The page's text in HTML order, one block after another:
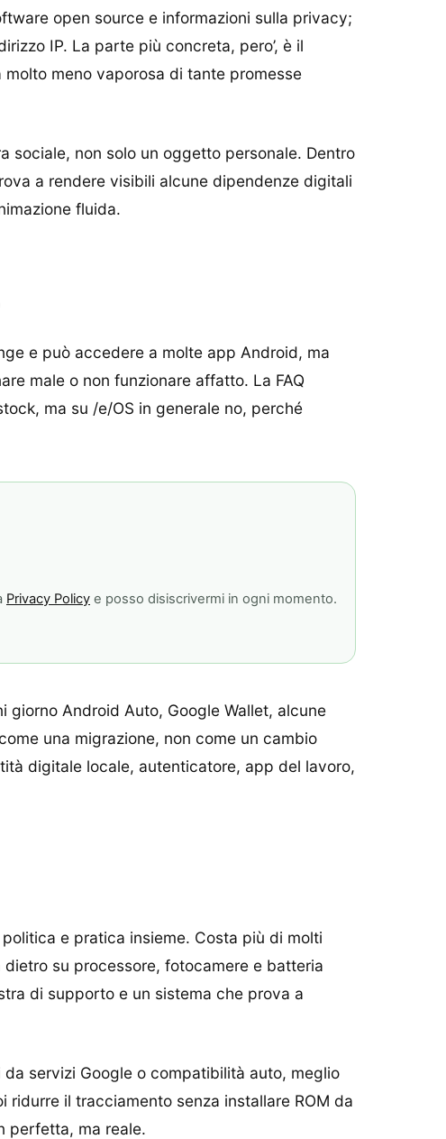
open source e informazioni sulla privacy;
IP. La parte più concreta, pero’, è il
molto meno vaporosa di tante promesse
sociale, non solo un oggetto personale. Dentro
a rendere visibili alcune dipendenze digitali
fluida.
e può accedere a molte app Android, ma
male o non funzionare affatto. La FAQ
ma su /e/OS in generale no, perché
Privacy Policy e posso disiscrivermi in ogni momento.
giorno Android Auto, Google Wallet, alcune
una migrazione, non come un cambio
digitale locale, autenticatore, app del lavoro,
e pratica insieme. Costa più di molti
su processore, fotocamere e batteria
di supporto e un sistema che prova a
servizi Google o compatibilità auto, meglio
il tracciamento senza installare ROM da
perfetta, ma reale.